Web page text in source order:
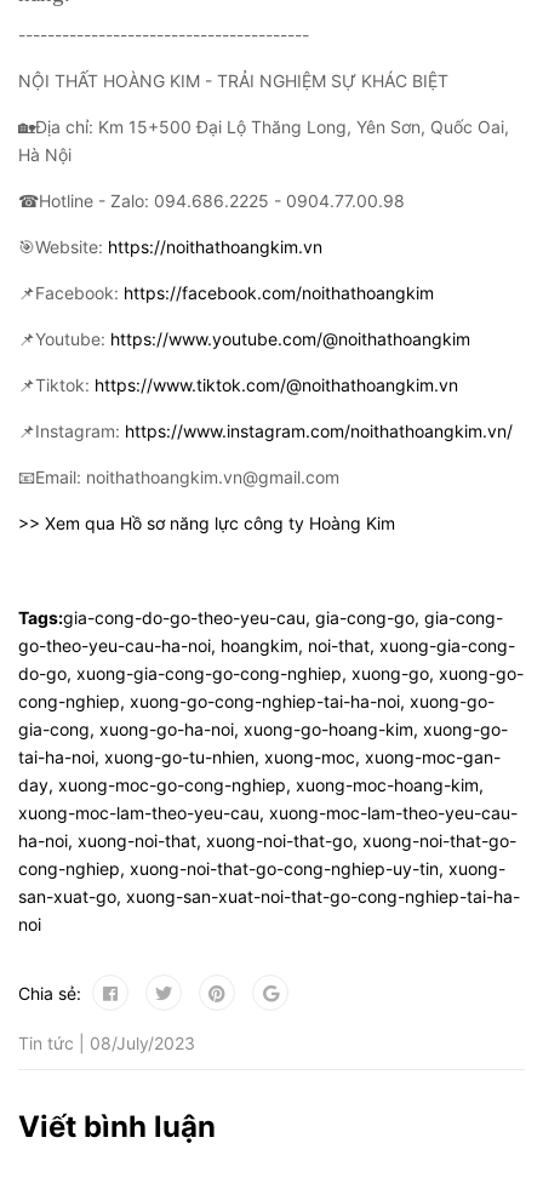
----------------------------------------
NỘI THẤT HOÀNG KIM - TRẢI NGHIỆM SỰ KHÁC BIỆT
🏡Địa chỉ: Km 15+500 Đại Lộ Thăng Long, Yên Sơn, Quốc Oai,
Hà Nội
☎Hotline - Zalo: 094.686.2225 - 0904.77.00.98
🎯Website: https://noithathoangkim.vn
📌Facebook: https://facebook.com/noithathoangkim
📌Youtube: https://www.youtube.com/@noithathoangkim
📌Tiktok: https://www.tiktok.com/@noithathoangkim.vn
📌Instagram: https://www.instagram.com/noithathoangkim.vn/
📧Email: noithathoangkim.vn@gmail.com
>> Xem qua Hồ sơ năng lực công ty Hoàng Kim
Tags:gia-cong-do-go-theo-yeu-cau, gia-cong-go, gia-cong-
go-theo-yeu-cau-ha-noi, hoangkim, noi-that, xuong-gia-cong-
do-go, xuong-gia-cong-go-cong-nghiep, xuong-go, xuong-go-
cong-nghiep, xuong-go-cong-nghiep-tai-ha-noi, xuong-go-
gia-cong, xuong-go-ha-noi, xuong-go-hoang-kim, xuong-go-
tai-ha-noi, xuong-go-tu-nhien, xuong-moc, xuong-moc-gan-
day, xuong-moc-go-cong-nghiep, xuong-moc-hoang-kim,
xuong-moc-lam-theo-yeu-cau, xuong-moc-lam-theo-yeu-cau-
ha-noi, xuong-noi-that, xuong-noi-that-go, xuong-noi-that-go-
cong-nghiep, xuong-noi-that-go-cong-nghiep-uy-tin, xuong-
san-xuat-go, xuong-san-xuat-noi-that-go-cong-nghiep-tai-ha-
noi
Chia sẻ:
Tin tức | 08/July/2023
Viết bình luận